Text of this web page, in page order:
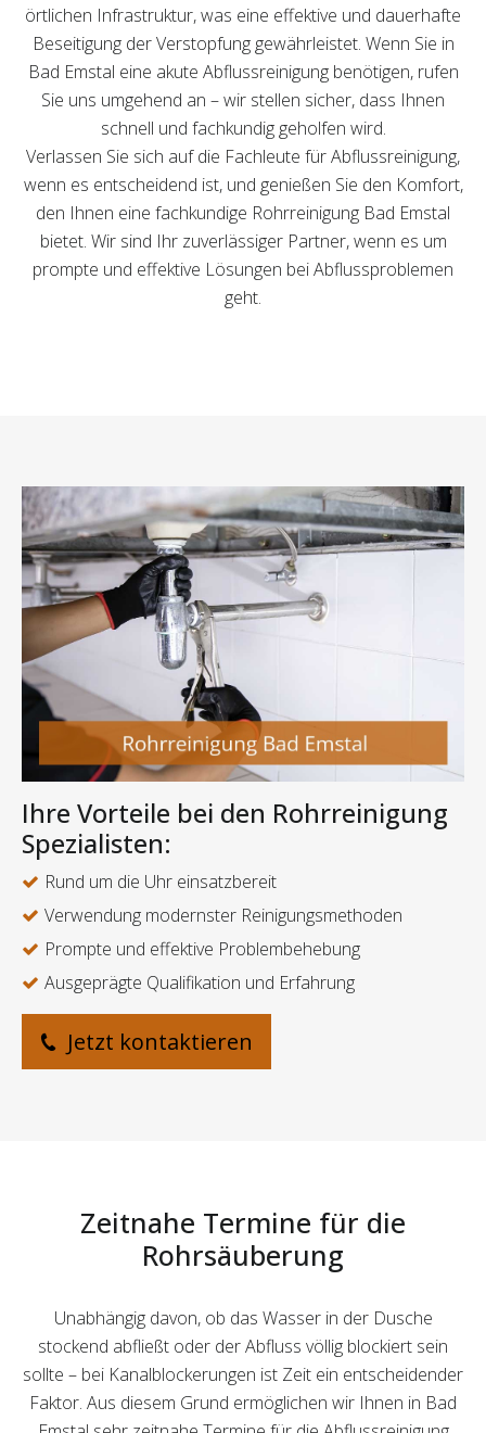
örtlichen Infrastruktur, was eine effektive und dauerhafte
Beseitigung der Verstopfung gewährleistet. Wenn Sie in
Bad Emstal eine akute Abflussreinigung benötigen, rufen
Sie uns umgehend an – wir stellen sicher, dass Ihnen
schnell und fachkundig geholfen wird.
Verlassen Sie sich auf die Fachleute für Abflussreinigung,
wenn es entscheidend ist, und genießen Sie den Komfort,
den Ihnen eine fachkundige Rohrreinigung Bad Emstal
bietet. Wir sind Ihr zuverlässiger Partner, wenn es um
prompte und effektive Lösungen bei Abflussproblemen
geht.
Ihre Vorteile bei den Rohrreinigung
Spezialisten:
Rund um die Uhr einsatzbereit
Verwendung modernster Reinigungsmethoden
Prompte und effektive Problembehebung
Ausgeprägte Qualifikation und Erfahrung
Jetzt kontaktieren
Zeitnahe Termine für die
Rohrsäuberung
Unabhängig davon, ob das Wasser in der Dusche
stockend abfließt oder der Abfluss völlig blockiert sein
sollte – bei Kanalblockerungen ist Zeit ein entscheidender
Faktor. Aus diesem Grund ermöglichen wir Ihnen in Bad